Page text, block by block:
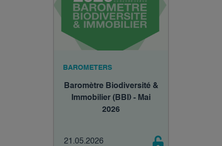
BAROMETERS
Baromètre Biodiversité &
Immobilier (BBI) - Mai
2026
21.05.2026